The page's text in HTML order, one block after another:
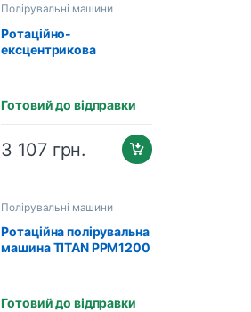
Полірувальні машини
Ротаційно-
ексцентрикова
Готовий до відправки
3 107 грн.
Полірувальні машини
Ротаційна полірувальна
машина TITAN PPM1200
Готовий до відправки